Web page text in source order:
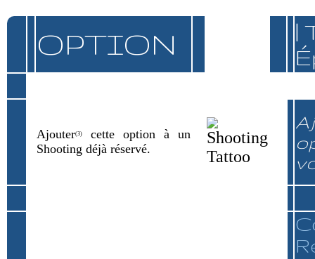
OPTION
|
Ajouter(3)
cette option à un
Shooting déjà réservé.